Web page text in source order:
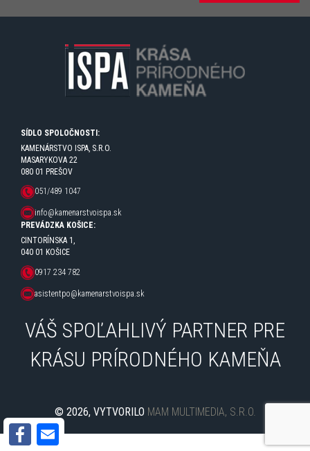
SÍDLO SPOLOČNOSTI:
KAMENÁRSTVO ISPA, S.R.O.
MASARYKOVA 22
080 01 PREŠOV
051/489 1047
info@kamenarstvoispa.sk
PREVÁDZKA KOŠICE:
CINTORÍNSKA 1,
040 01 KOŠICE
0917 234 782
asistentpo@kamenarstvoispa.sk
VÁŠ SPOĽAHLIVÝ PARTNER PRE
KRÁSU PRÍRODNÉHO KAMEŇA
© 2026, VYTVORILO MAM MULTIMEDIA, S.R.O.
Facebook